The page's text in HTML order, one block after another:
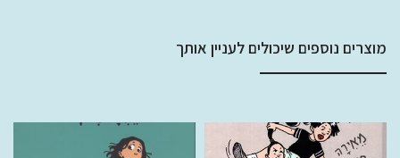
מוצרים נוספים שיכולים לעניין אותך